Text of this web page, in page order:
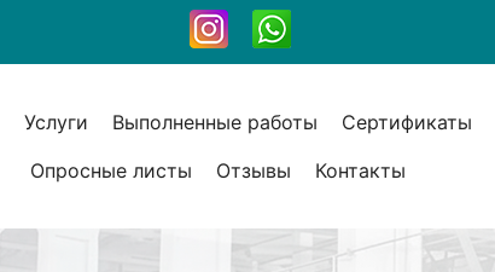
Услуги Выполненные работы Сертификаты
Опросные листы
Отзывы Контакты